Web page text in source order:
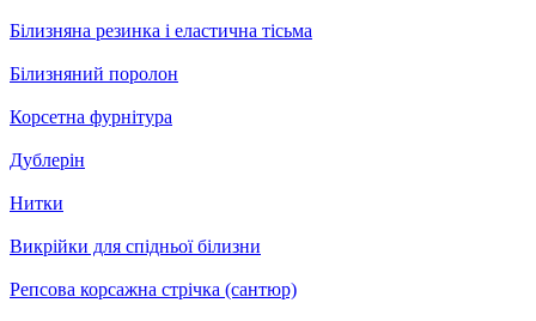
Білизняна резинка і еластична тісьма
Білизняний поролон
Корсетна фурнітура
Дублерін
Нитки
Викрійки для спідньої білизни
Репсова корсажна стрічка (сантюр)